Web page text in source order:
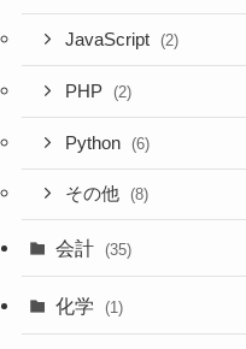
JavaScript (2)
PHP (2)
Python (6)
その他 (8)
会計 (35)
化学 (1)